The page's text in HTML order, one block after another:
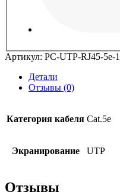
Артикул: PC-UTP-RJ45-
Детали
Отзывы (0)
Категория кабеля Cat.5e
Экранирование UTP
Отзывы